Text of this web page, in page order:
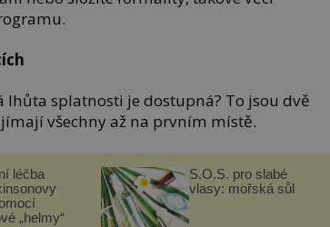
lhůta splatnosti je dostupná? To jsou dvě
všechny až na prvním místě.
léčba
„helmy“
S.O.S. pro slabé
vlasy: mořská sůl